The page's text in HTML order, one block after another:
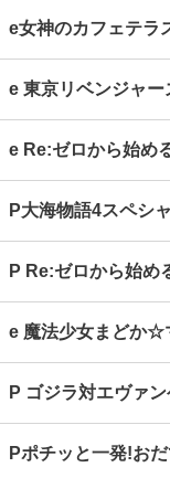
e女神のカフェテラ
e 東京リベンジャー
e Re:ゼロから始め
P大海物語4スペシ
P Re:ゼロから始め
e 魔法少女まどか☆
P ゴジラ対エヴァ
Pポチッと一発!お